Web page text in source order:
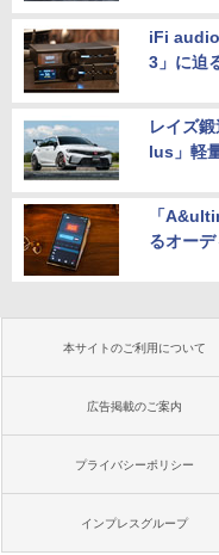
iFi audio
3」に迫
レイズ
lus」軽
「
るオー
本サイトのご利用について
広告掲載のご案内
プライバシーポリシー
インプレスグループ